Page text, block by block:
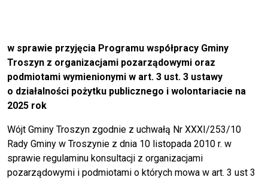
w sprawie przyjęcia Programu współpracy Gminy
Troszyn z organizacjami pozarządowymi oraz
podmiotami wymienionymi w art. 3 ust. 3 ustawy
o działalności pożytku publicznego i wolontariacie na
2025 rok
Wójt Gminy Troszyn zgodnie z uchwałą Nr XXXI/253/10
Rady Gminy w Troszynie z dnia 10 listopada 2010 r. w
sprawie regulaminu konsultacji z organizacjami
pozarządowymi i podmiotami o których mowa w art. 3 ust 3